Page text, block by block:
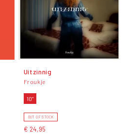
Uitzinnig
Froukje
10"
OUT OF STOCK
€ 24,95